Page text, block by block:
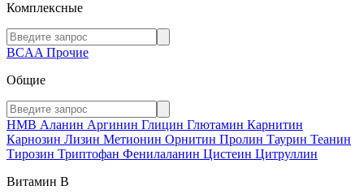
Комплексные
BCAA Прочие
Общие
HMB Аланин Аргинин Глицин Глютамин Карнитин
Карнозин Лизин Метионин Орнитин Пролин Таурин Теанин
Тирозин Триптофан Фенилаланин Цистеин Цитруллин
Витамин В